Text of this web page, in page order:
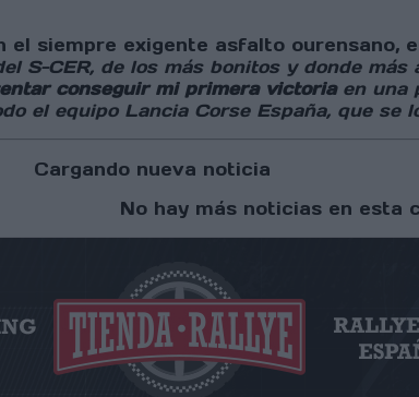
siempre exigente asfalto ourensano,
S-CER, de los más bonitos y donde
conseguir mi primera victoria en una
el equipo Lancia Corse España, que se
Cargando nueva noticia
No hay más noticias en esta